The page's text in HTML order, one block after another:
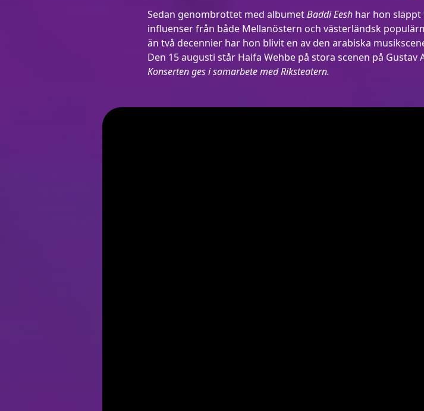
Sedan genombrottet med albumetBaddi Eesh har hon
influenser från både Mellanöstern och västerländsk
än två decennier har hon blivit en av den arabiska
Den 15 augusti står Haifa Wehbe på stora scenen på Gustav
Konserten ges i samarbete med Riksteatern.